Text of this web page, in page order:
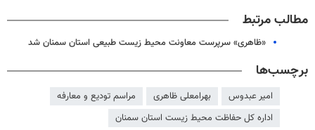
مطالب مرتبط
«ظاهری» سرپرست معاونت محیط زیست طبیعی استان سمنان شد
برچسب‌ها
امیر عبدوس بهرامعلی ظاهری
مراسم تودیع و معارفه
اداره کل حفاظت محیط زیست استان سمنان